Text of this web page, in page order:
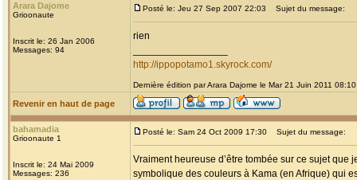
Arara Dajome
Grioonaute
Inscrit le: 26 Jan 2006
Messages: 94
Posté le: Jeu 27 Sep 2007 22:03 Sujet du message:
rien
http://ippopotamo1.skyrock.com/
Dernière édition par Arara Dajome le Mar 21 Juin 2011
Revenir en haut de page
bahamadia
Grioonaute 1
Inscrit le: 24 Mai 2009
Messages: 236
Posté le: Sam 24 Oct 2009 17:30 Sujet du message:
Vraiment heureuse d’être tombée sur ce sujet que
symbolique des couleurs à Kama (en Afrique) qui